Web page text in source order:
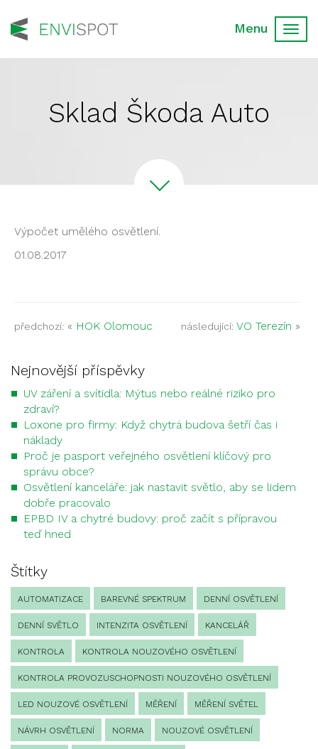
Sklad Škoda Auto
Výpočet umělého osvětlení.
01.08.2017
předchozí: « HOK Olomouc následující: VO Terezín »
Nejnovější příspěvky
UV záření a svítidla: Mýtus nebo reálné riziko pro
zdraví?
Loxone pro firmy: Když chytrá budova šetří čas i
náklady
Proč je pasport veřejného osvětlení klíčový pro
správu obce?
Osvětlení kanceláře: jak nastavit světlo, aby se lidem
dobře pracovalo
EPBD IV a chytré budovy: proč začít s přípravou
teď hned
Štítky
AUTOMATIZACE BAREVNÉ SPEKTRUM DENNÍ OSVĚTLENÍ
DENNÍ SVĚTLO INTENZITA OSVĚTLENÍ KANCELÁŘ
KONTROLA KONTROLA NOUZOVÉHO OSVĚTLENÍ
KONTROLA PROVOZUSCHOPNOSTI NOUZOVÉHO OSVĚTLENÍ
LED NOUZOVÉ OSVĚTLENÍ MĚŘENÍ MĚŘENÍ SVĚTEL
NÁVRH OSVĚTLENÍ NORMA NOUZOVÉ OSVĚTLENÍ